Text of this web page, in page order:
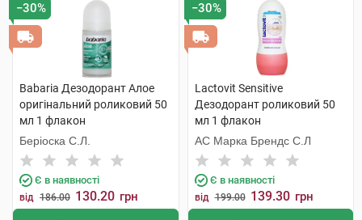
−30%
Babaria Дезодорант Алое
оригінальний роликовий 50
мл 1 флакон
Беріоска С.Л.
Є в наявності
від 186.00 130.20 грн
−30%
Lactovit Sensitive
Дезодорант роликовий 50
мл 1 флакон
АС Марка Брендс С.Л
Є в наявності
від 199.00 139.30 грн